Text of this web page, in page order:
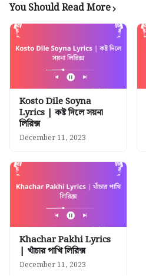
You Should Read More
Kosto Dile Soyna
Lyrics | কষ্ট দিলে সয়না
লিরিক্স
December 11, 2023
Khachar Pakhi Lyrics
| খাঁচার পাখি লিরিক্স
December 11, 2023